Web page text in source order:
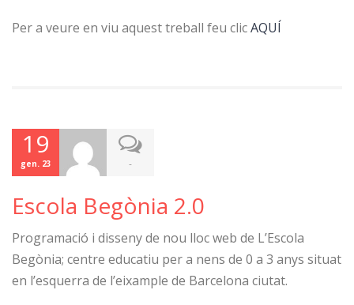
Per a veure en viu aquest treball feu clicAQUÍ
19
gen. 23 -
Escola Begònia 2.0
Programació i disseny de nou lloc web de L’Escola
Begònia; centre educatiu per a nens de 0 a 3 anys situat
en l’esquerra de l’eixample de Barcelona ciutat.